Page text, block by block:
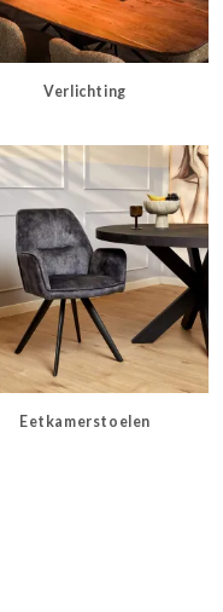
Verlichting
Eetkamerstoelen